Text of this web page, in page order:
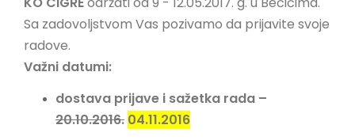
LINKOVI
Sa zadovoljstvom Vas pozivamo da prijavite svoje
radove.
Važni datumi:
dostava prijave i sažetka rada –
20.10.2016. 04.11.2016